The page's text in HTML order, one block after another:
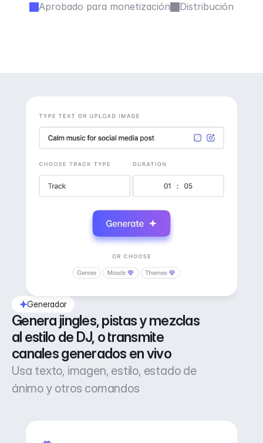
Aprobado para monetización
Distribución
Generador
Genera jingles, pistas y mezclas
al estilo de DJ, o transmite
canales generados en vivo
Usa texto, imagen, estilo, estado de
ánimo y otros comandos